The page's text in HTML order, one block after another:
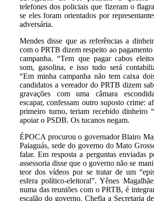
telefones dos policiais que fizeram o
se eles foram orientados por
adversária.
Mendes disse que as referências a
com o PRTB dizem respeito ao pagamento
campanha. “Tem que pagar cabos
som, gasolina, e isso tudo será
“Em minha campanha não tem caixa
candidatos a vereador do PRTB dizem
gravações com uma câmara
escapar, confessam outro suposto crime:
primeiro turno, teriam recebido dinheiro
apoiar o PSDB. Os tucanos negam.
ÉPOCA procurou o governador Blairo
Paiaguás, sede do governo do Mato
falar. Em resposta a perguntas enviadas
assessoria disse que o governo não se
teor dos vídeos por se tratar de um
esfera político-eleitoral”. Yênes
numa das reuniões com o PRTB, é
escalão do governo. Chefia a Secretaria